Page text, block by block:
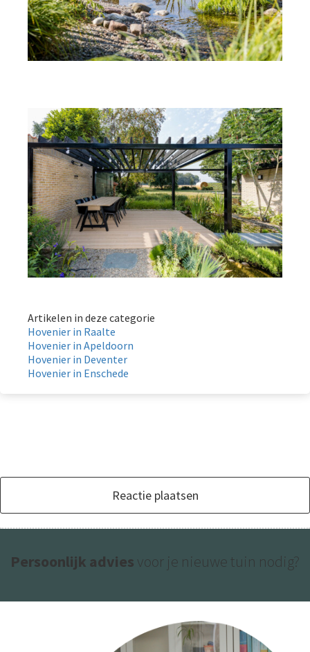
Artikelen in deze categorie
Hovenier in Raalte
Hovenier in Apeldoorn
Hovenier in Deventer
Hovenier in Enschede
Reactie plaatsen
Persoonlijk advies voor je nieuwe tuin nodig?